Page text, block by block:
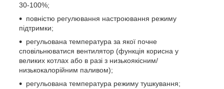
30-100%;
повністю регулювання настроювання режиму
підтримки;
регульована температура за якої почне
сповільнюватися вентилятор (функція корисна у
великих котлах або в разі з низькоякісним/
низькокалорійним паливом);
регульована температура режиму тушкування;